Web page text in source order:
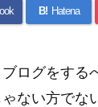
B! Hatena
ログをする
ない方でな